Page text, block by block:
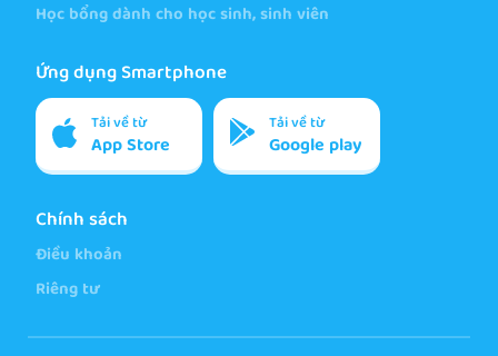
Học bổng dành cho học sinh, sinh viên
Ứng dụng Smartphone
Tải về từ
App Store
Tải về từ
Google play
Chính sách
Điều khoản
Riêng tư